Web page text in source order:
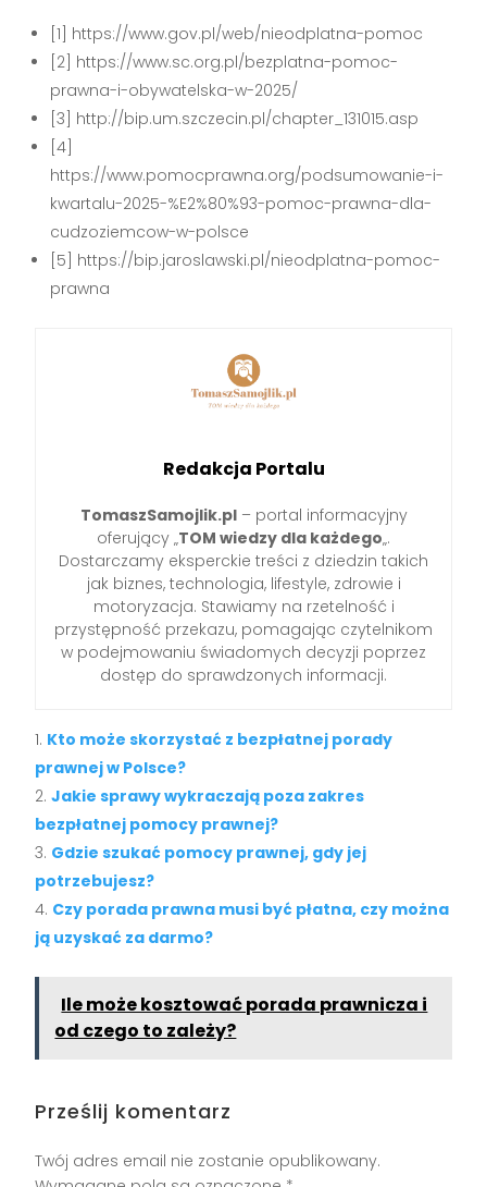
[1] https://www.gov.pl/web/nieodplatna-pomoc
[2] https://www.sc.org.pl/bezplatna-pomoc-
prawna-i-obywatelska-w-2025/
[3] http://bip.um.szczecin.pl/chapter_131015.asp
[4]
https://www.pomocprawna.org/podsumowanie-i-
kwartalu-2025-%E2%80%93-pomoc-prawna-dla-
cudzoziemcow-w-polsce
[5] https://bip.jaroslawski.pl/nieodplatna-pomoc-
prawna
Redakcja Portalu
TomaszSamojlik.pl– portal informacyjny
oferujący „TOM wiedzy dla każdego„.
Dostarczamy eksperckie treści z dziedzin takich
jak biznes, technologia, lifestyle, zdrowie i
motoryzacja. Stawiamy na rzetelność i
przystępność przekazu, pomagając czytelnikom
w podejmowaniu świadomych decyzji poprzez
dostęp do sprawdzonych informacji.
Kto może skorzystać z bezpłatnej porady
prawnej w Polsce?
Jakie sprawy wykraczają poza zakres
bezpłatnej pomocy prawnej?
Gdzie szukać pomocy prawnej, gdy jej
potrzebujesz?
Czy porada prawna musi być płatna, czy można
ją uzyskać za darmo?
Ile może kosztować porada prawnicza i
od czego to zależy?
Prześlij komentarz
Twój adres email nie zostanie opublikowany.